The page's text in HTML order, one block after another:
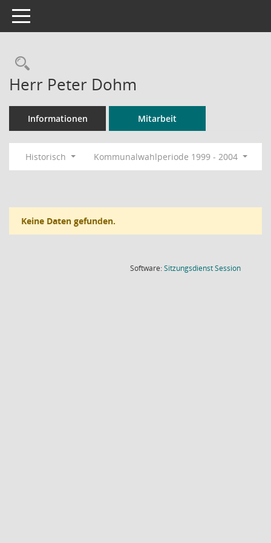
Toggle navigation
Rechercheauswahl
Herr Peter Dohm
Informationen Mitarbeit
Historisch Kommunalwahlperiode 1999 - 2004
Keine Daten gefunden.
Software:SitzungsdienstSession(Wird in